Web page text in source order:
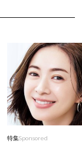
特集Sponsored